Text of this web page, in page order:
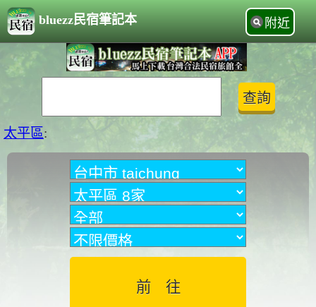
bluezz民宿筆記本 附近
太平區: